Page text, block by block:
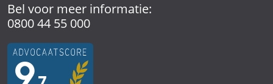
Bel voor meer informatie:
0800 44 55 000